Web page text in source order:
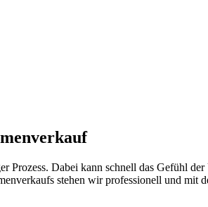
Prozess. Dabei kann schnell das Gefühl
stehen wir professionell und